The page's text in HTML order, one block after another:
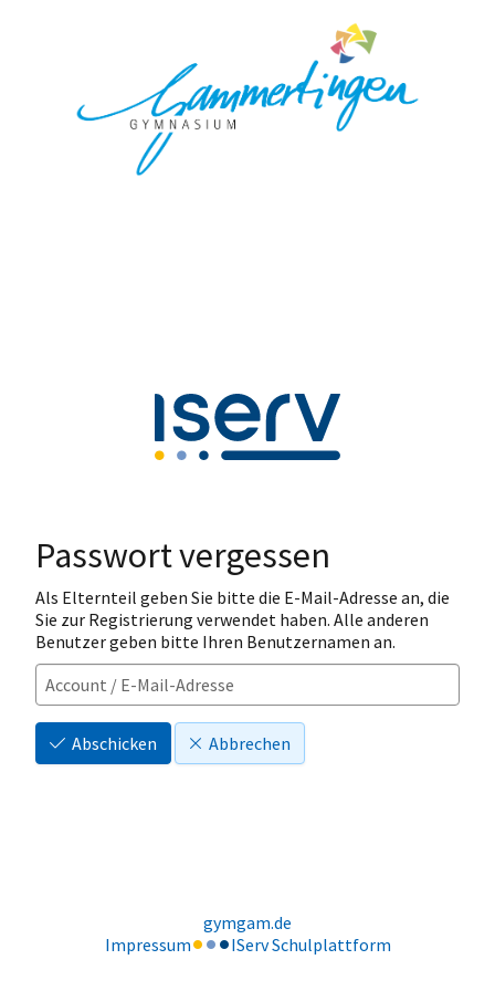
Passwort vergessen
Als Elternteil geben Sie bitte die E-Mail-Adresse an, die
Sie zur Registrierung verwendet haben. Alle anderen
Benutzer geben bitte Ihren Benutzernamen an.
Abschicken Abbrechen
gymgam.de
Impressum
IServ Schulplattform